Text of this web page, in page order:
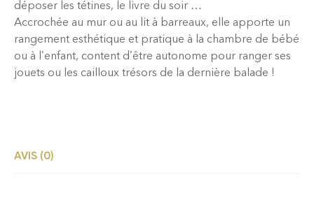
déposer les tétines, le livre du soir …
Accrochée au mur ou au lit à barreaux, elle apporte un
rangement esthétique et pratique à la chambre de bébé
ou à l’enfant, content d’être autonome pour ranger ses
jouets ou les cailloux trésors de la dernière balade !
AVIS (0)